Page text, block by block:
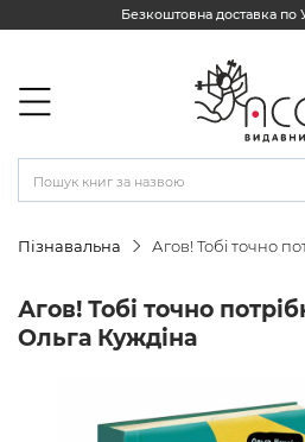
Безкоштовна доставка по
Пізнавальна Агов! Тобі точно
Агов! Тобі точно
Ольга Куждіна